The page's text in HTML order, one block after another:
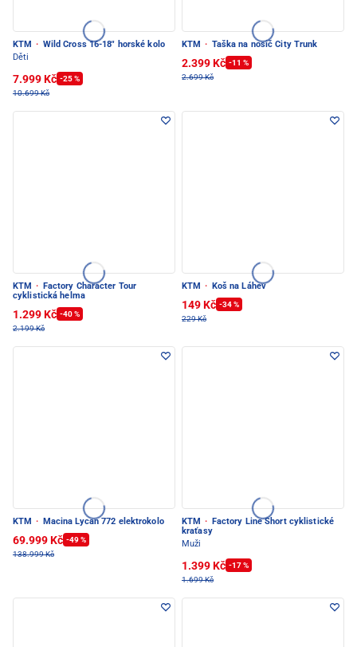
KTM · Wild Cross 16-18" horské kolo
Děti
7.999 Kč -25 %
10.699 Kč
KTM · Taška na nosič City Trunk
2.399 Kč -11 %
2.699 Kč
KTM ·
Factory Character Tour
cyklistická helma
1.299 Kč -40 %
2.199 Kč
KTM · Koš na Láhev
149 Kč -34 %
229 Kč
KTM · Macina Lycan 772 elektrokolo
69.999 Kč -49 %
138.999 Kč
KTM ·
Factory Line Short cyklistické
kraťasy
Muži
1.399 Kč -17 %
1.699 Kč